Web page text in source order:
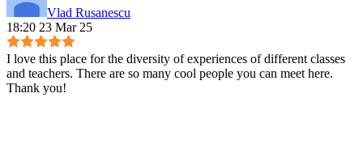
Vlad Rusanescu
18:20 23 Mar 25
I love this place for the diversity of experiences of different classes
and teachers. There are so many cool people you can meet here.
Thank you!